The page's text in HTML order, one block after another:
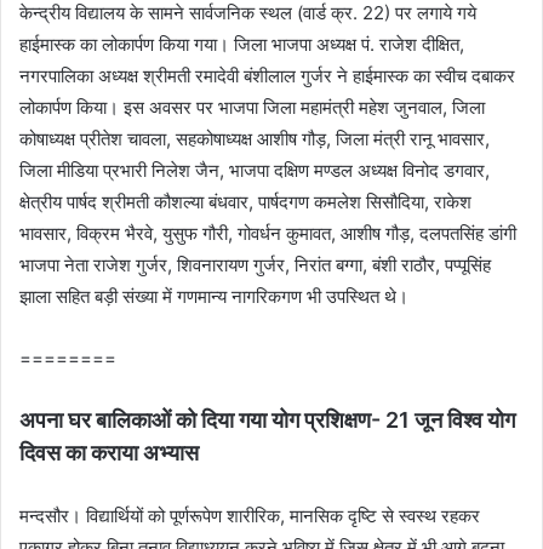
केन्द्रीय विद्यालय के सामने सार्वजनिक स्थल (वार्ड क्र. 22) पर लगाये गये
हाईमास्क का लोकार्पण किया गया। जिला भाजपा अध्यक्ष पं. राजेश दीक्षित,
नगरपालिका अध्यक्ष श्रीमती रमादेवी बंशीलाल गुर्जर ने हाईमास्क का स्वीच दबाकर
लोकार्पण किया। इस अवसर पर भाजपा जिला महामंत्री महेश जुनवाल, जिला
कोषाध्यक्ष प्रीतेश चावला, सहकोषाध्यक्ष आशीष गौड़, जिला मंत्री रानू भावसार,
जिला मीडिया प्रभारी निलेश जैन, भाजपा दक्षिण मण्डल अध्यक्ष विनोद डगवार,
क्षेत्रीय पार्षद श्रीमती कौशल्या बंधवार, पार्षदगण कमलेश सिसौदिया, राकेश
भावसार, विक्रम भैरवे, युसुफ गौरी, गोवर्धन कुमावत, आशीष गौड़, दलपतसिंह डांगी
भाजपा नेता राजेश गुर्जर, शिवनारायण गुर्जर, निरांत बग्गा, बंशी राठौर, पप्पूसिंह
झाला सहित बड़ी संख्या में गणमान्य नागरिकगण भी उपस्थित थे।
========
अपना घर बालिकाओं को दिया गया योग प्रशिक्षण- 21 जून विश्व योग
दिवस का कराया अभ्यास
मन्दसौर। विद्यार्थियों को पूर्णरूपेण शारीरिक, मानसिक दृष्टि से स्वस्थ रहकर